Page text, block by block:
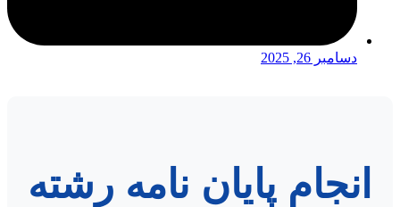
دسامبر 26, 2025
انجام پایان نامه رشته